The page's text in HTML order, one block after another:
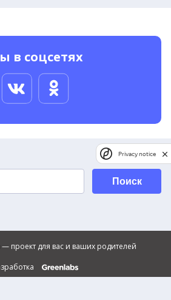
в соцсетях
Поиск
проект для вас и ваших родителей
Privacy notice